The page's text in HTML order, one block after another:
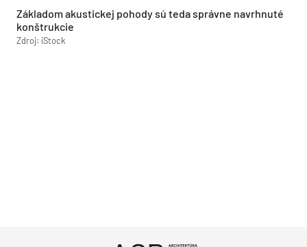
Základom akustickej pohody sú teda správne navrhnuté
konštrukcie
Zdroj: iStock